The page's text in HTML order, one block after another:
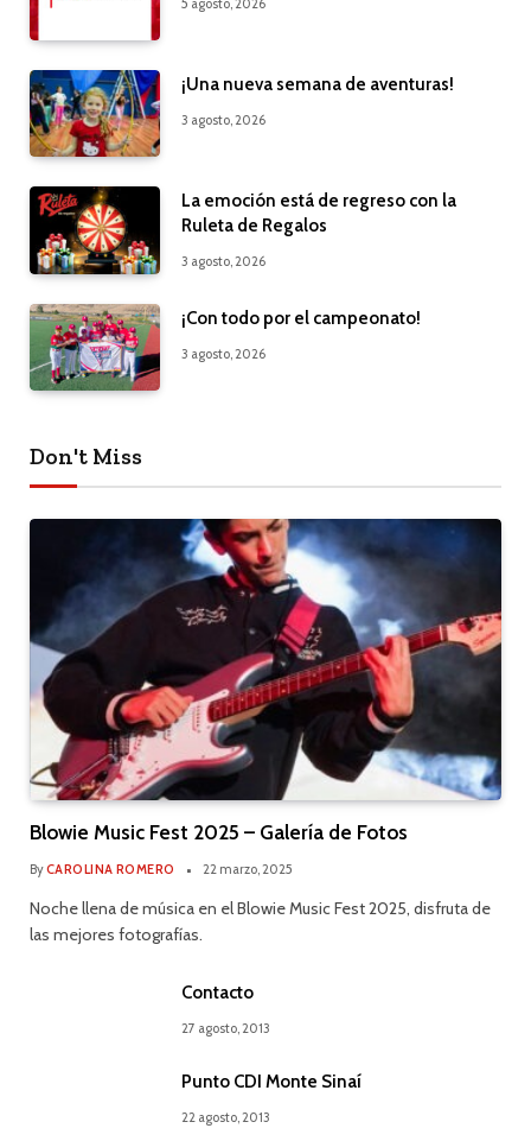
¡Una nueva semana de aventuras!
3 agosto, 2026
La emoción está de regreso con la
Ruleta de Regalos
3 agosto, 2026
¡Con todo por el campeonato!
3 agosto, 2026
Don't Miss
Blowie Music Fest 2025 – Galería de Fotos
ByCAROLINA ROMERO 22 marzo, 2025
Noche llena de música en el Blowie Music Fest 2025, disfruta de
las mejores fotografías.
Contacto
27 agosto, 2013
Punto CDI Monte Sinaí
22 agosto, 2013